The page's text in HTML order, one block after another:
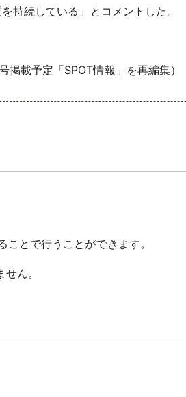
持続している」とコメントした。
載予定「SPOT情報」を再編集）
とで行うことができます。
ん。